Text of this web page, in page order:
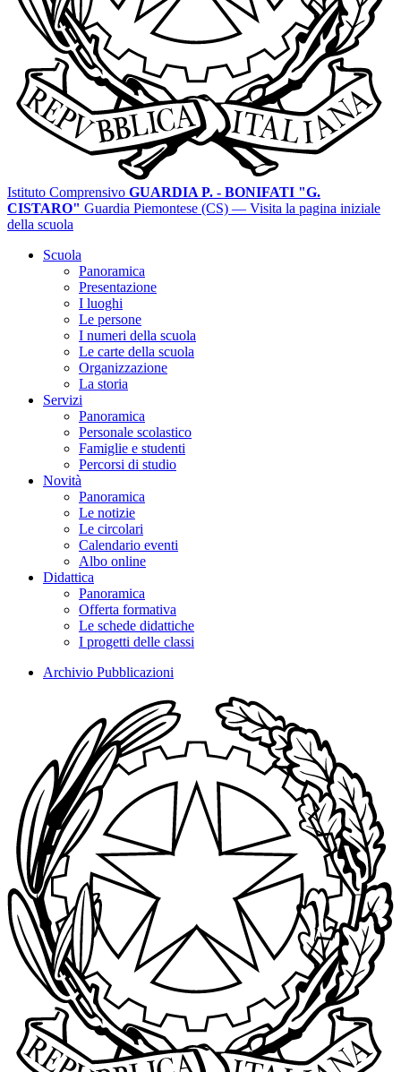
Istituto Comprensivo GUARDIA P. - BONIFATI "G.
CISTARO" Guardia Piemontese (CS) — Visita la pagina iniziale
della scuola
Scuola
Panoramica
Presentazione
I luoghi
Le persone
I numeri della scuola
Le carte della scuola
Organizzazione
La storia
Servizi
Panoramica
Personale scolastico
Famiglie e studenti
Percorsi di studio
Novità
Panoramica
Le notizie
Le circolari
Calendario eventi
Albo online
Didattica
Panoramica
Offerta formativa
Le schede didattiche
I progetti delle classi
Archivio Pubblicazioni